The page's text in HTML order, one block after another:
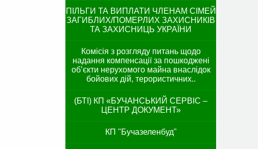
ПІЛЬГИ ТА ВИПЛАТИ ЧЛЕНАМ СІМЕЙ
ЗАГИБЛИХ/ПОМЕРЛИХ ЗАХИСНИКІВ
ТА ЗАХИСНИЦЬ УКРАЇНИ
Комісія з розгляду питань щодо
надання компенсації за пошкоджені
об’єкти нерухомого майна внаслідок
бойових дій, терористичних..
(БТІ) КП «БУЧАНСЬКИЙ СЕРВІС –
ЦЕНТР ДОКУМЕНТ»
КП "Бучазеленбуд"